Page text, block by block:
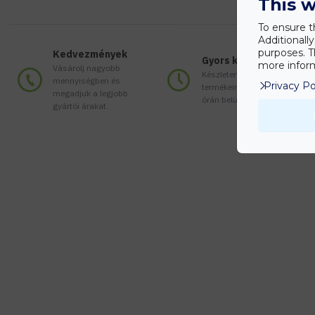
Kedvezmények
Vásárolj nagyobb
mennyiségben és
megadjuk a legjobb
gyártói árakat.
Gyors kiszállítás
Készleten lévő
termékeinket akár 24
órán belül megkaphatod!
This
To ensure
purposes.
more
Privacy